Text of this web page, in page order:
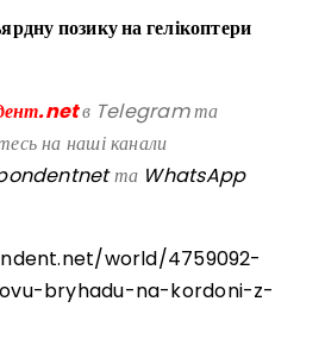
позику на гелікоптери
в Telegram та
на наші канали
та WhatsApp
world/4759092-
bryhadu-na-kordoni-z-